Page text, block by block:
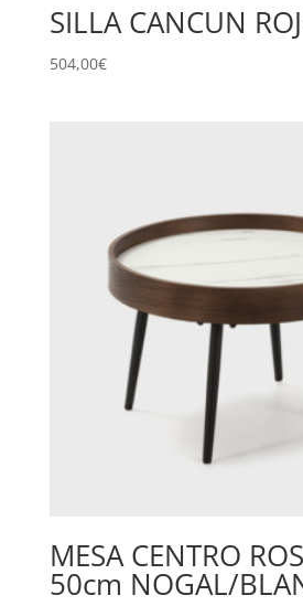
SILLA CANCUN
504,00€
MESA CENTRO
50cm NOGAL/